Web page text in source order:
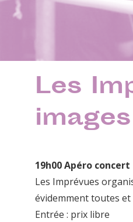
Les
19h00 Apéro concert
Les Imprévues
évidemment toutes et
Entrée : prix libre